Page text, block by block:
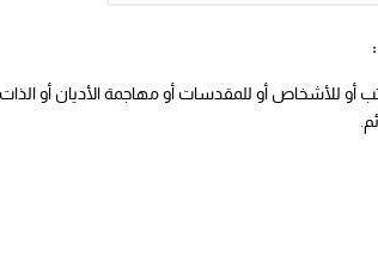
أو للأشخاص أو للمقدسات أو مهاجمة الأديان أو